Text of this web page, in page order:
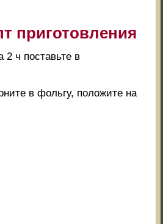
приготовления
2 ч поставьте в
в фольгу, положите на